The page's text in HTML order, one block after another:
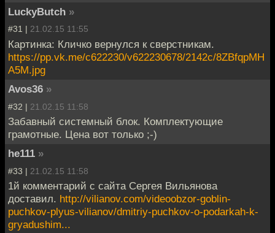
LuckyButch »
#31 | 21.02.15 11:55
Картинка: Кличко вернулся к сверстникам.
https://pp.vk.me/c622230/v622230678/2142c/8ZBfqpMH
A5M.jpg
Avos36 »
#32 | 21.02.15 11:58
Забавный системный блок. Комплектующие
грамотные. Цена вот только ;-)
he111 »
#33 | 21.02.15 11:58
1й комментарий с сайта Сергея Вильянова
доставил. http://vilianov.com/videoobzor-goblin-
puchkov-plyus-vilianov/dmitriy-puchkov-o-podarkah-k-
gryadushim...